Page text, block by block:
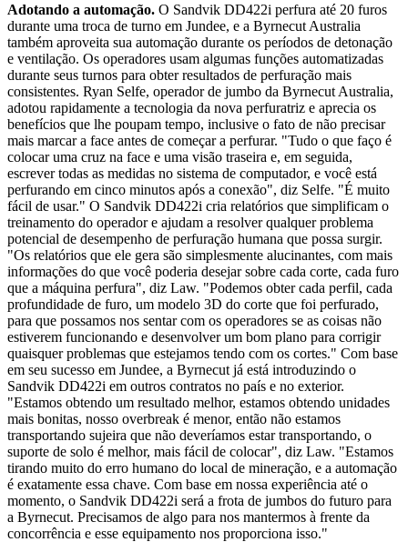
Adotando a automação. O Sandvik DD422i perfura até 20 furos
durante uma troca de turno em Jundee, e a Byrnecut Australia
também aproveita sua automação durante os períodos de detonação
e ventilação. Os operadores usam algumas funções automatizadas
durante seus turnos para obter resultados de perfuração mais
consistentes. Ryan Selfe, operador de jumbo da Byrnecut Australia,
adotou rapidamente a tecnologia da nova perfuratriz e aprecia os
benefícios que lhe poupam tempo, inclusive o fato de não precisar
mais marcar a face antes de começar a perfurar. "Tudo o que faço é
colocar uma cruz na face e uma visão traseira e, em seguida,
escrever todas as medidas no sistema de computador, e você está
perfurando em cinco minutos após a conexão", diz Selfe. "É muito
fácil de usar." O Sandvik DD422i cria relatórios que simplificam o
treinamento do operador e ajudam a resolver qualquer problema
potencial de desempenho de perfuração humana que possa surgir.
"Os relatórios que ele gera são simplesmente alucinantes, com mais
informações do que você poderia desejar sobre cada corte, cada furo
que a máquina perfura", diz Law. "Podemos obter cada perfil, cada
profundidade de furo, um modelo 3D do corte que foi perfurado,
para que possamos nos sentar com os operadores se as coisas não
estiverem funcionando e desenvolver um bom plano para corrigir
quaisquer problemas que estejamos tendo com os cortes." Com base
em seu sucesso em Jundee, a Byrnecut já está introduzindo o
Sandvik DD422i em outros contratos no país e no exterior.
"Estamos obtendo um resultado melhor, estamos obtendo unidades
mais bonitas, nosso overbreak é menor, então não estamos
transportando sujeira que não deveríamos estar transportando, o
suporte de solo é melhor, mais fácil de colocar", diz Law. "Estamos
tirando muito do erro humano do local de mineração, e a automação
é exatamente essa chave. Com base em nossa experiência até o
momento, o Sandvik DD422i será a frota de jumbos do futuro para
a Byrnecut. Precisamos de algo para nos mantermos à frente da
concorrência e esse equipamento nos proporciona isso."